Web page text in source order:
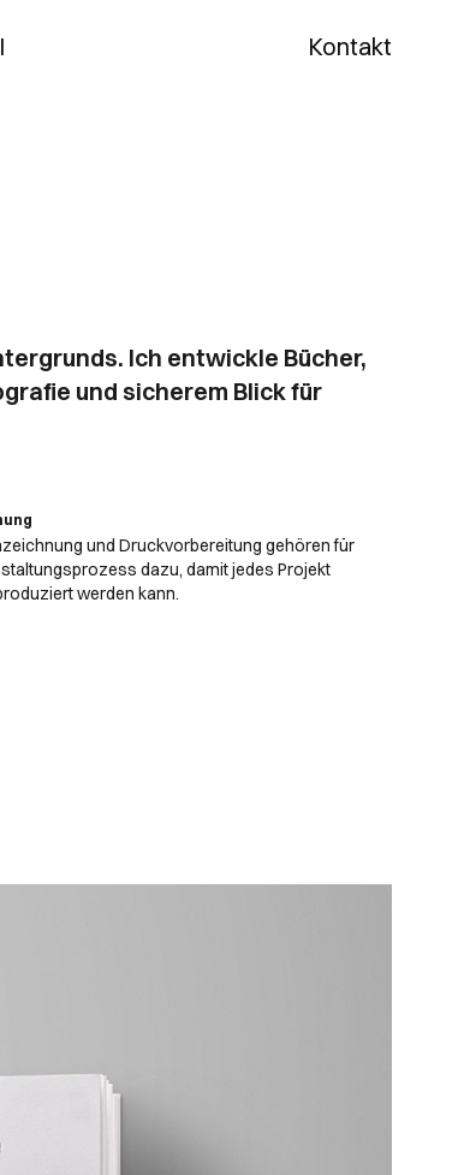
Kontakt
Ich entwickle Bücher,
und sicherem Blick für
und Druckvorbereitung gehören für
dazu, damit jedes Projekt
werden kann.